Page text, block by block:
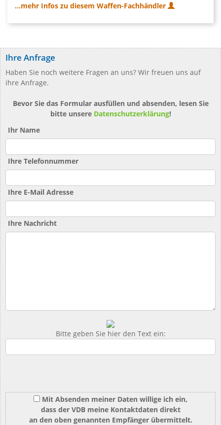
...mehr Infos zu diesem Waffen-Fachhändler
Ihre Anfrage
Haben Sie noch weitere Fragen an uns? Wir freuen uns auf
ihre Anfrage.
Bevor Sie das Formular ausfüllen und absenden, lesen Sie
bitte unsere Datenschutzerklärung!
Ihr Name
Ihre Telefonnummer
Ihre E-Mail Adresse
Ihre Nachricht
Bitte geben Sie hier den Text ein:
Mit Absenden meiner Daten willige ich ein,
dass der VDB meine Kontaktdaten direkt
an den oben genannten Empfänger übermittelt.